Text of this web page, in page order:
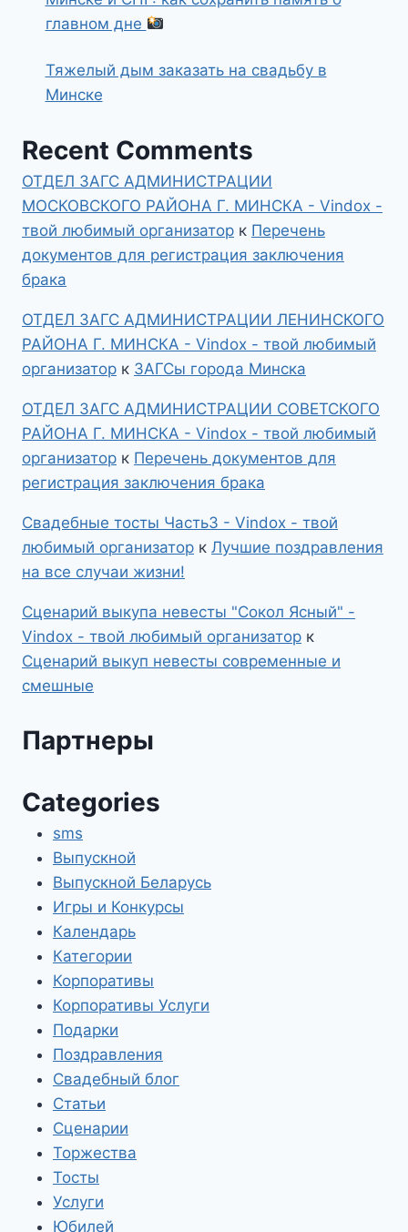
главном дне
Тяжелый дым заказать на свадьбу в
Минске
Recent Comments
ОТДЕЛ ЗАГС АДМИНИСТРАЦИИ
МОСКОВСКОГО РАЙОНА Г. МИНСКА - Vindox -
твой любимый организатор к Перечень
документов для регистрация заключения
брака
ОТДЕЛ ЗАГС АДМИНИСТРАЦИИ ЛЕНИНСКОГО
РАЙОНА Г. МИНСКА - Vindox - твой любимый
организатор к ЗАГСы города Минска
ОТДЕЛ ЗАГС АДМИНИСТРАЦИИ СОВЕТСКОГО
РАЙОНА Г. МИНСКА - Vindox - твой любимый
организатор к Перечень документов для
регистрация заключения брака
Свадебные тосты Часть3 - Vindox - твой
любимый организатор к Лучшие поздравления
на все случаи жизни!
Сценарий выкупа невесты "Сокол Ясный" -
Vindox - твой любимый организатор к
Сценарий выкуп невесты современные и
смешные
Партнеры
Categories
sms
Выпускной
Выпускной Беларусь
Игры и Конкурсы
Календарь
Категории
Корпоративы
Корпоративы Услуги
Подарки
Поздравления
Свадебный блог
Статьи
Сценарии
Торжества
Тосты
Услуги
Юбилей